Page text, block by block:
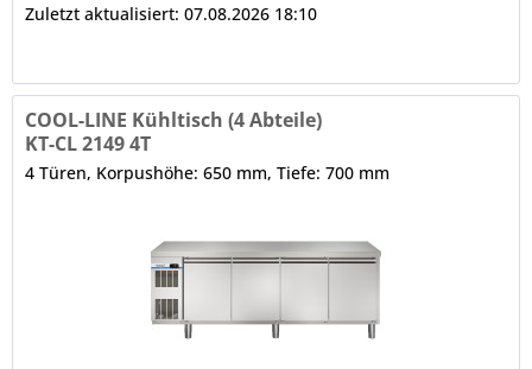
Zuletzt aktualisiert: 07.08.2026 18:10
COOL-LINE Kühltisch (4 Abteile)
KT-CL 2149 4T
4 Türen, Korpushöhe: 650 mm, Tiefe: 700 mm